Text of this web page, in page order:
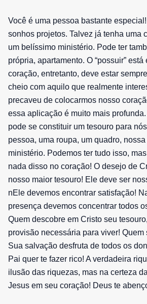
Você é uma pessoa bastante
sonhos projetos. Talvez já tenha uma
um belíssimo ministério. Pode ter
própria, apartamento. O “possuir”
coração, entretanto, deve estar
cheio com aquilo que realmente
precaveu de colocarmos nosso
essa aplicação é muito mais
pode se constituir um tesouro para
pessoa, uma roupa, um quadro,
ministério. Podemos ter tudo isso,
nada disso no coração! O desejo de
nosso maior tesouro! Ele deve ser
nEle devemos encontrar satisfação!
presença devemos concentrar todos
Quem descobre em Cristo seu
provisão necessária para viver! Quem
Sua salvação desfruta de todos os
Pai quer te fazer rico! A verdadeira
ilusão das riquezas, mas na certeza
Jesus em seu coração! Deus te